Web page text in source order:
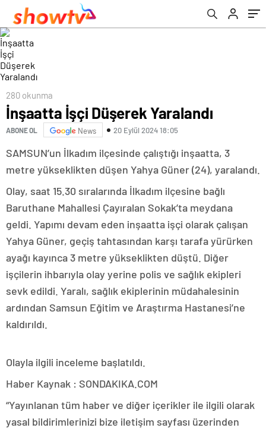
280 okunma
İnşaatta İşçi Düşerek Yaralandı
ABONE OL News 20 Eylül 2024 18:05
SAMSUN’un İlkadım ilçesinde çalıştığı inşaatta, 3
metre yükseklikten düşen Yahya Güner (24), yaralandı.
Olay, saat 15.30 sıralarında İlkadım ilçesine bağlı
Baruthane Mahallesi Çayıralan Sokak’ta meydana
geldi. Yapımı devam eden inşaatta işçi olarak çalışan
Yahya Güner, geçiş tahtasından karşı tarafa yürürken
ayağı kayınca 3 metre yükseklikten düştü. Diğer
işçilerin ihbarıyla olay yerine polis ve sağlık ekipleri
sevk edildi. Yaralı, sağlık ekiplerinin müdahalesinin
ardından Samsun Eğitim ve Araştırma Hastanesi’ne
kaldırıldı.
Olayla ilgili inceleme başlatıldı.
Haber Kaynak : SONDAKIKA.COM
“Yayınlanan tüm haber ve diğer içerikler ile ilgili olarak
yasal bildirimlerinizi bize iletişim sayfası üzerinden